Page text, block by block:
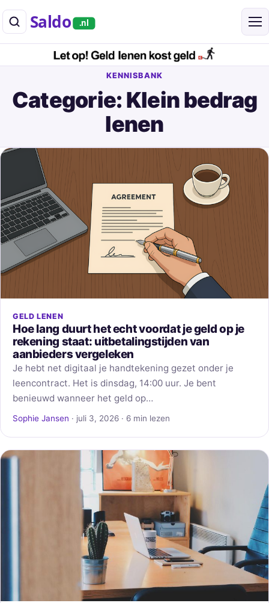
Saldo .nl
KENNISBANK
Categorie: Klein bedrag
lenen
GELD LENEN
Hoe lang duurt het echt voordat je geld op je
rekening staat: uitbetalingstijden van
aanbieders vergeleken
Je hebt net digitaal je handtekening gezet onder je
leencontract. Het is dinsdag, 14:00 uur. Je bent
benieuwd wanneer het geld op…
Sophie Jansen · juli 3, 2026 · 6 min lezen